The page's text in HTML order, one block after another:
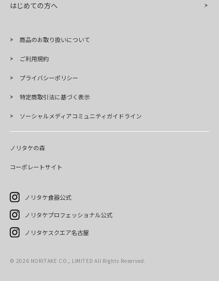
はじめての方へ
商品のお取り扱いについて
ご利用規約
プライバシーポリシー
特定商取引法に基づく表示
ソーシャルメディアコミュニティガイドライン
ノリタケの森
コーポレートサイト
ノリタケ食器公式
ノリタケプロフェッショナル公式
ノリタケスクエア名古屋
© 2026 NORITAKE CO., LIMITED All Rights Reserved.